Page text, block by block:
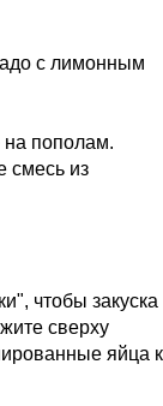
с лимонным
на пополам.
смесь из
чтобы закуска
сверху
яйца к